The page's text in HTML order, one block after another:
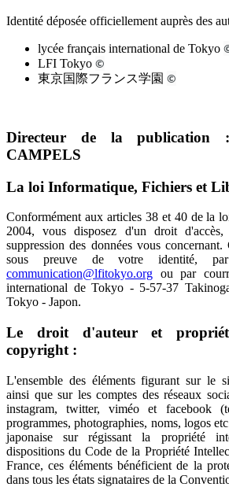
Identité déposée officiellement auprès des
lycée français international de Tokyo
LFI Tokyo ©
東京国際フランス学園 ©
Directeur de la publication
CAMPELS
La loi Informatique, Fichiers et
Conformément aux articles 38 et 40 de la
2004, vous disposez d'un droit
suppression des données vous
sous preuve de votre identité,
communication@lfitokyo.org ou par
international de Tokyo - 5-57-37
Tokyo - Japon.
Le droit d'auteur et
copyright :
L'ensemble des éléments figurant sur le
ainsi que sur les comptes des réseaux
instagram, twitter, viméo et facebook
programmes, photographies, noms, logos
japonaise sur régissant la propriété
dispositions du Code de la Propriété
France, ces éléments bénéficient de la
dans tous les états signataires de la